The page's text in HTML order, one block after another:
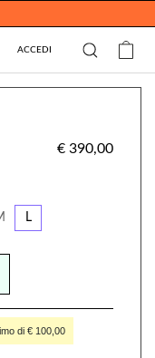
ACCEDI
€ 390,00
L
di € 100,00